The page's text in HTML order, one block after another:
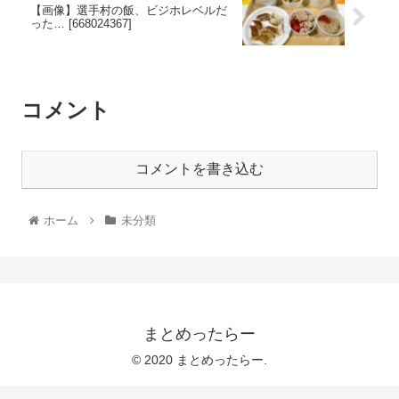
【画像】選手村の飯、ビジホレベルだ
った… [668024367]
コメント
コメントを書き込む
ホーム 未分類
まとめったらー
© 2020 まとめったらー.